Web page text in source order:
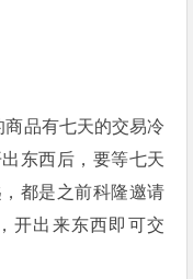
品有七天的交易冷
东西后，要等七天
都是之前科隆邀请
开出来东西即可交